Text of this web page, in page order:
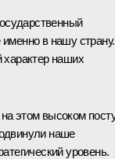
в нашу страну.
наших
этом высоком
наше
уровень.